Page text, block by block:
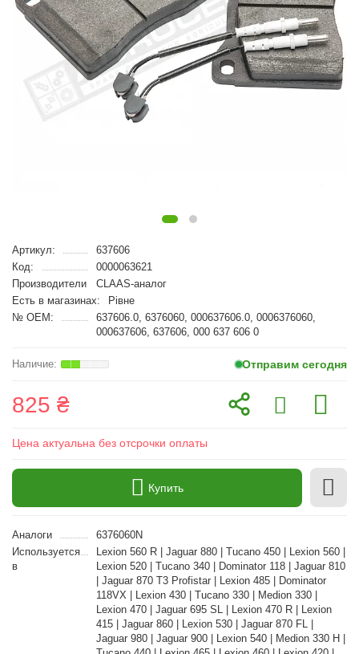
Артикул:
637606
Код:
0000063621
Производители
CLAAS-аналог
Есть в магазинах:
Рівне
№ OEM:
637606.0, 6376060, 000637606.0, 0006376060,
000637606, 637606, 000 637 606 0
Отправим сегодня
825 ₴
Цена актуальна без отсрочки оплаты
Купить
Аналоги
6376060N
Используется
в
Lexion 560 R | Jaguar 880 | Tucano 450 | Lexion 560 |
Lexion 520 | Tucano 340 | Dominator 118 | Jaguar 810
| Jaguar 870 T3 Profistar | Lexion 485 | Dominator
118VX | Lexion 430 | Tucano 330 | Medion 330 |
Lexion 470 | Jaguar 695 SL | Lexion 470 R | Lexion
415 | Jaguar 860 | Lexion 530 | Jaguar 870 FL |
Jaguar 980 | Jaguar 900 | Lexion 540 | Medion 330 H |